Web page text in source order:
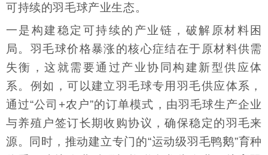
可持续的羽毛球产业生态。
一是构建稳定可持续的产业链，破解原材料困
局。羽毛球价格暴涨的核心症结在于原材料供需
失衡，这就需要通过产业协同构建新型供应体
系。例如，可以建立羽毛球专用羽毛供应体系，
通过“公司+农户”的订单模式，由羽毛球生产企业
与养殖户签订长期收购协议，确保稳定的羽毛来
源。同时，推动建立专门的“运动级羽毛鸭鹅”育种